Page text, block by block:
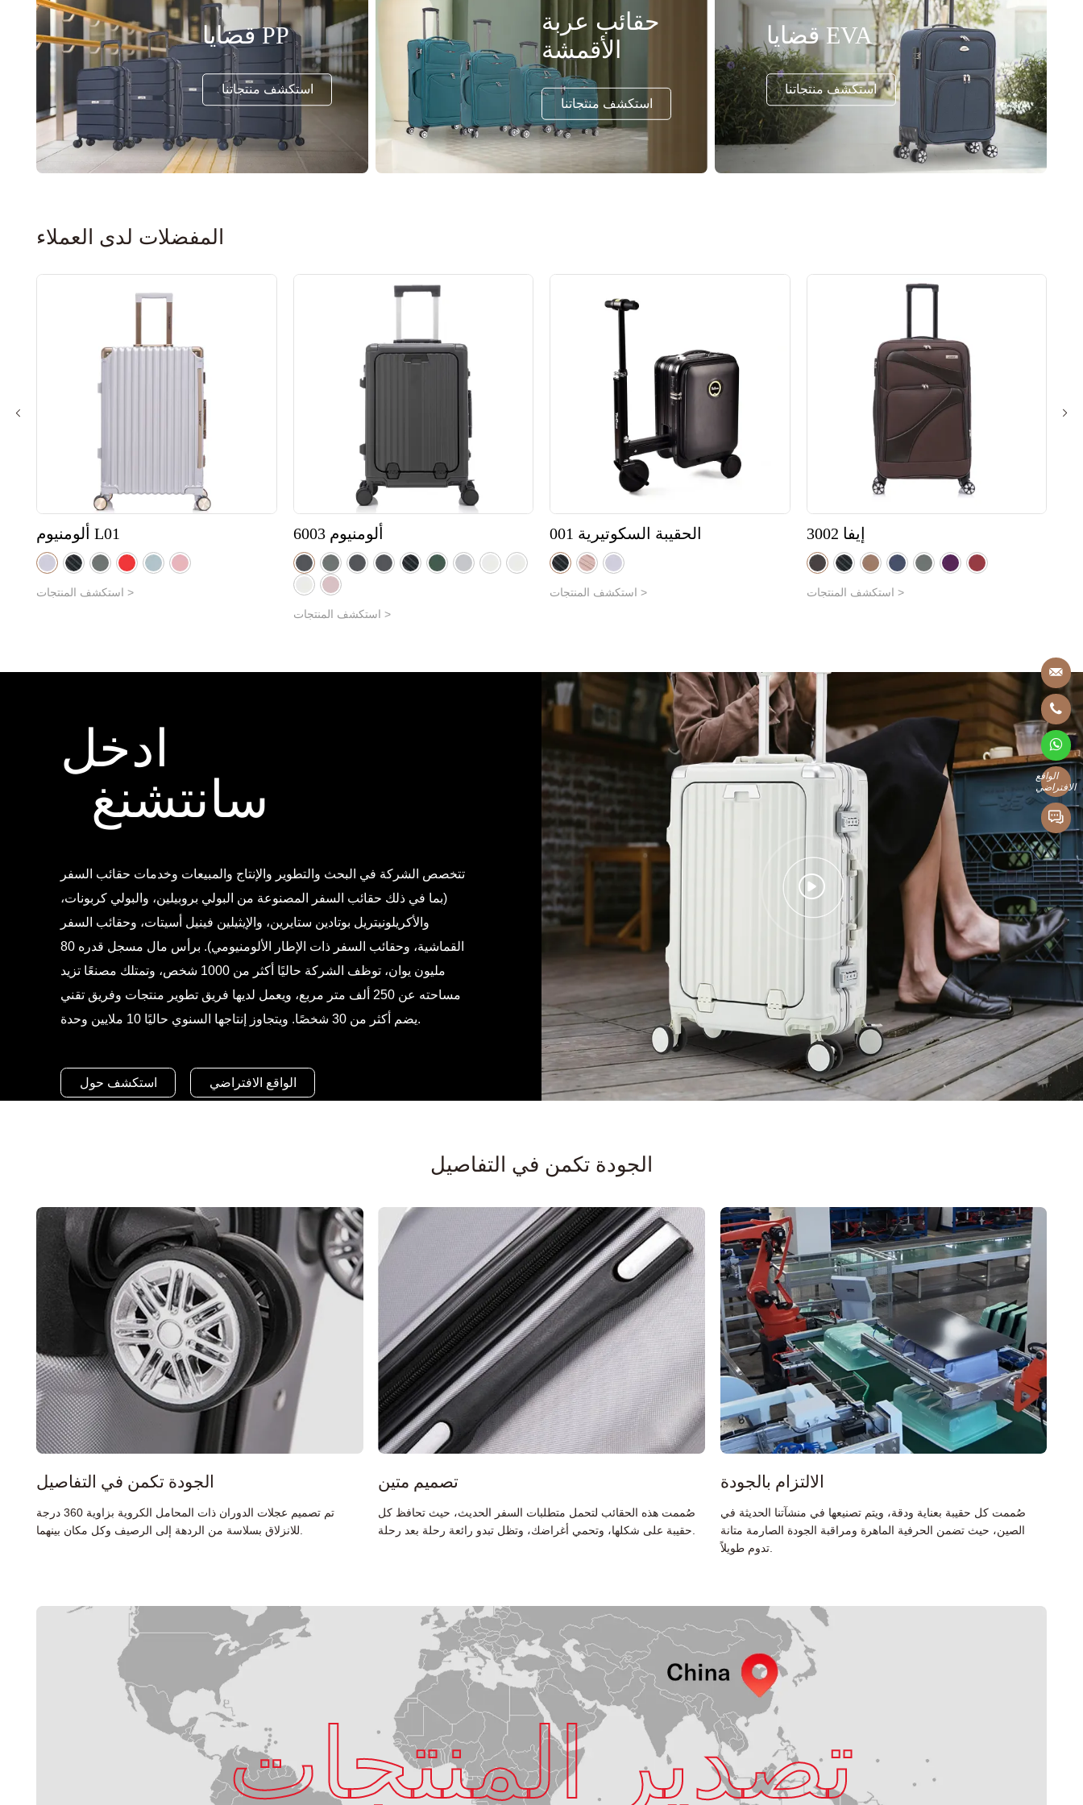
قضايا PP
استكشف منتجاتنا
حقائب عربة
الأقمشة
استكشف منتجاتنا
قضايا EVA
استكشف منتجاتنا
المفضلات لدى العملاء
ألومنيوم 6003 الحقيبة السكوتيرية 001 إيفا 3002
ادخل
سانتشنغ
تتخصص الشركة في البحث والتطوير والإنتاج والمبيعات وخدمات حقائب السفر
(بما في ذلك حقائب السفر المصنوعة من البولي بروبيلين، والبولي كربونات،
والأكريلونيتريل بوتادين ستايرين، والإيثيلين فينيل أسيتات، وحقائب السفر
القماشية، وحقائب السفر ذات الإطار الألومنيومي). برأس مال مسجل قدره 80
مليون يوان، توظف الشركة حاليًا أكثر من 1000 شخص، وتمتلك مصنعًا تزيد
مساحته عن 250 ألف متر مربع، ويعمل لديها فريق تطوير منتجات وفريق تقني
يضم أكثر من 30 شخصًا. ويتجاوز إنتاجها السنوي حاليًا 10 ملايين وحدة.
استكشف حول الواقع الافتراضي
الجودة تكمن في التفاصيل
الجودة تكمن في التفاصيل
تم تصميم عجلات الدوران ذات المحامل الكروية بزاوية 360 درجة
تصميم متين
صُممت هذه الحقائب لتحمل متطلبات السفر الحديث، حيث تحافظ كل
الالتزام بالجودة
صُممت كل حقيبة بعناية ودقة، ويتم تصنيعها في منشآتنا الحديثة في
الصين، حيث تضمن الحرفية الماهرة ومراقبة الجودة الصارمة متانة
تدوم طويلاً.
تصدير المنتجات
الواقع
الافتراضي